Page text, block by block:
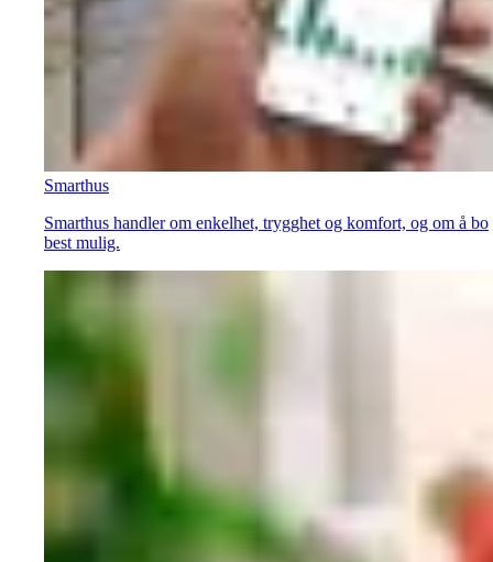
Smarthus
Smarthus handler om enkelhet, trygghet og komfort, og om å bo
best mulig.